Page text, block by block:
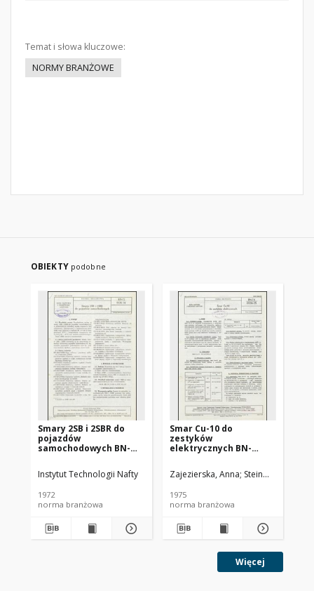
Temat i słowa kluczowe:
NORMY BRANŻOWE
OBIEKTY podobne
Smary 2SB i 2SBR do
pojazdów
samochodowych BN-
Instytut Technologii Nafty
1972
norma branżowa
Smar Cu-10 do
zestyków
elektrycznych BN-
Zajezierska, Anna Steinmec,
1975
norma branżowa
Więcej